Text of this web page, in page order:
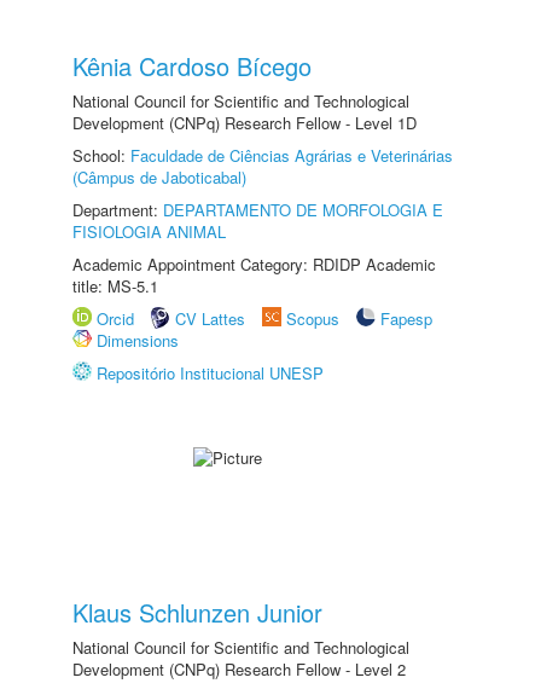
Kênia Cardoso Bícego
National Council for Scientific and Technological
Development (CNPq) Research Fellow - Level 1D
School: Faculdade de Ciências Agrárias e Veterinárias
(Câmpus de Jaboticabal)
Department: DEPARTAMENTO DE MORFOLOGIA E
FISIOLOGIA ANIMAL
Academic Appointment Category: RDIDP Academic
title: MS-5.1
Orcid
CV Lattes Scopus
Fapesp
Dimensions
Repositório Institucional UNESP
Klaus Schlunzen Junior
National Council for Scientific and Technological
Development (CNPq) Research Fellow - Level 2